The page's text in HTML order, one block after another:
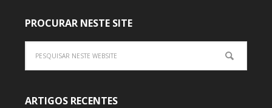
PROCURAR NESTE SITE
ARTIGOS RECENTES